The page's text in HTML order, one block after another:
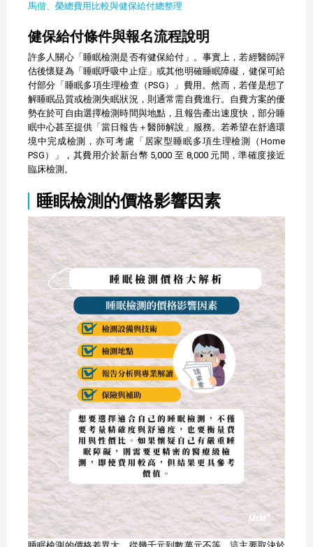
馬偕、榮總費用比較與健保給付總整理
健保給付條件與報名流程說明
許多人關心「睡眠檢測是否有健保給付」。事實上，若經醫師評
估後懷疑為「睡眠呼吸中止症」或其他明確睡眠障礙，健保可給
付部分「睡眠多項生理檢查（PSG）」費用。然而，若僅是想了
解睡眠品質或檢測失眠狀況，則通常需自費進行。自費方案的優
勢在於可自由選擇檢測時間與地點，且報告產出速度快，部分睡
眠中心甚至提供「當日報告＋醫師解說」服務。若希望在舒適環
境中完成檢測，亦可考慮「居家型睡眠多項生理檢測（Home
PSG）」，其費用介於新台幣 5,000 至 8,000 元間，準確度接近
臨床檢測。
睡眠檢測的價格影響因素